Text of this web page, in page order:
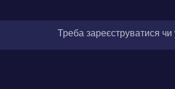
Треба зареєструватися